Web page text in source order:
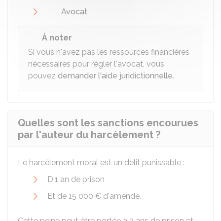
Avocat
À noter
Si vous n'avez pas les ressources financières
nécessaires pour régler l'avocat, vous
pouvez demander l'aide juridictionnelle.
Quelles sont les sanctions encourues
par l'auteur du harcèlement ?
Le harcèlement moral est un délit punissable :
D'1 an de prison
Et de 15 000 € d'amende.